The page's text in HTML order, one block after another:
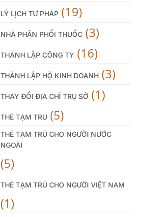
LÝ LỊCH TƯ PHÁP (19)
NHÀ PHÂN PHỐI THUỐC (3)
THÀNH LẬP CÔNG TY (16)
THÀNH LẬP HỘ KINH DOANH (3)
THAY ĐỔI ĐỊA CHỈ TRỤ SỞ (1)
THẺ TẠM TRÚ (5)
THẺ TẠM TRÚ CHO NGƯỜI NƯỚC
NGOÀI
(5)
THẺ TẠM TRÚ CHO NGƯỜI VIỆT NAM
(1)